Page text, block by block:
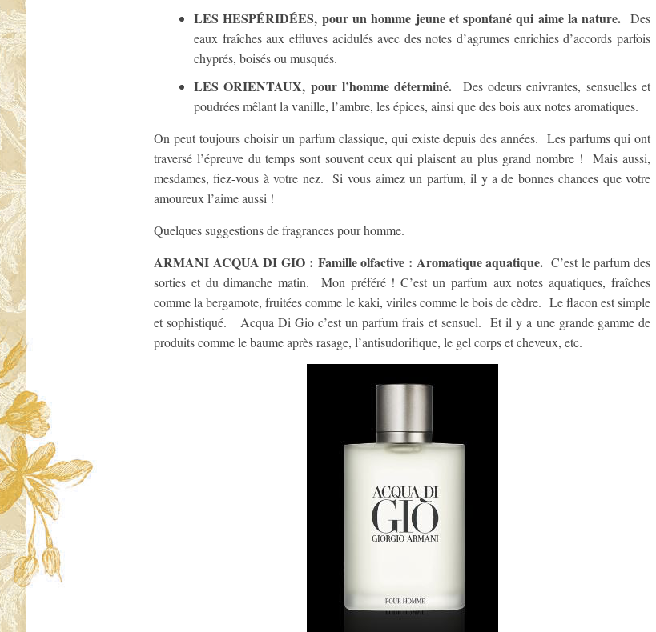
LES HESPÉRIDÉES, pour un homme jeune et spontané qui aime la nature. Des
eaux fraîches aux effluves acidulés avec des notes d’agrumes enrichies d’accords parfois
chyprés, boisés ou musqués.
LES ORIENTAUX, pour l’homme déterminé. Des odeurs enivrantes, sensuelles et
poudrées mêlant la vanille, l’ambre, les épices, ainsi que des bois aux notes aromatiques.
On peut toujours choisir un parfum classique, qui existe depuis des années. Les parfums qui ont
traversé l’épreuve du temps sont souvent ceux qui plaisent au plus grand nombre ! Mais aussi,
mesdames, fiez-vous à votre nez. Si vous aimez un parfum, il y a de bonnes chances que votre
amoureux l’aime aussi !
Quelques suggestions de fragrances pour homme.
ARMANI ACQUA DI GIO : Famille olfactive : Aromatique aquatique. C’est le parfum des
sorties et du dimanche matin. Mon préféré ! C’est un parfum aux notes aquatiques, fraîches
comme la bergamote, fruitées comme le kaki, viriles comme le bois de cèdre. Le flacon est simple
et sophistiqué. Acqua Di Gio c’est un parfum frais et sensuel. Et il y a une grande gamme de
produits comme le baume après rasage, l’antisudorifique, le gel corps et cheveux, etc.